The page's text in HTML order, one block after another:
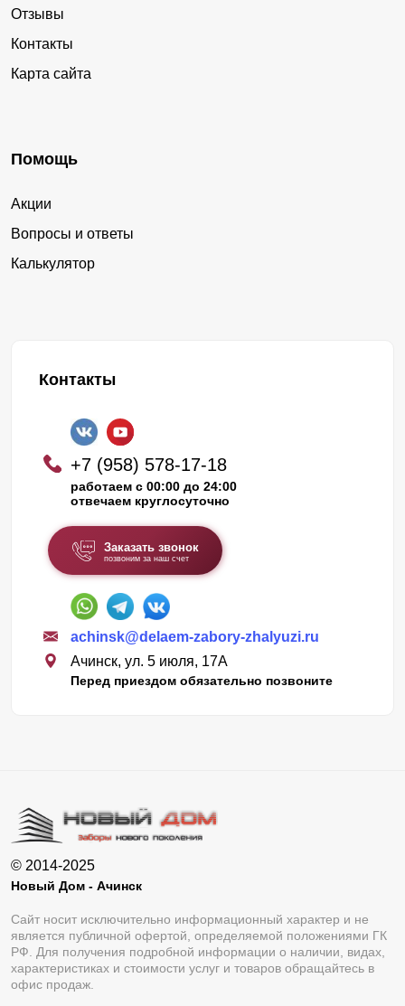
Отзывы
Контакты
Карта сайта
Помощь
Акции
Вопросы и ответы
Калькулятор
Контакты
+7 (958) 578-17-18
работаем с 00:00 до 24:00
отвечаем круглосуточно
Заказать звонок
позвоним за наш счет
achinsk@delaem-zabory-zhalyuzi.ru
Ачинск, ул. 5 июля, 17А
Перед приездом обязательно позвоните
© 2014-2025
Новый Дом - Ачинск
Сайт носит исключительно информационный характер и не
является публичной офертой, определяемой положениями ГК
РФ. Для получения подробной информации о наличии, видах,
характеристиках и стоимости услуг и товаров обращайтесь в
офис продаж.